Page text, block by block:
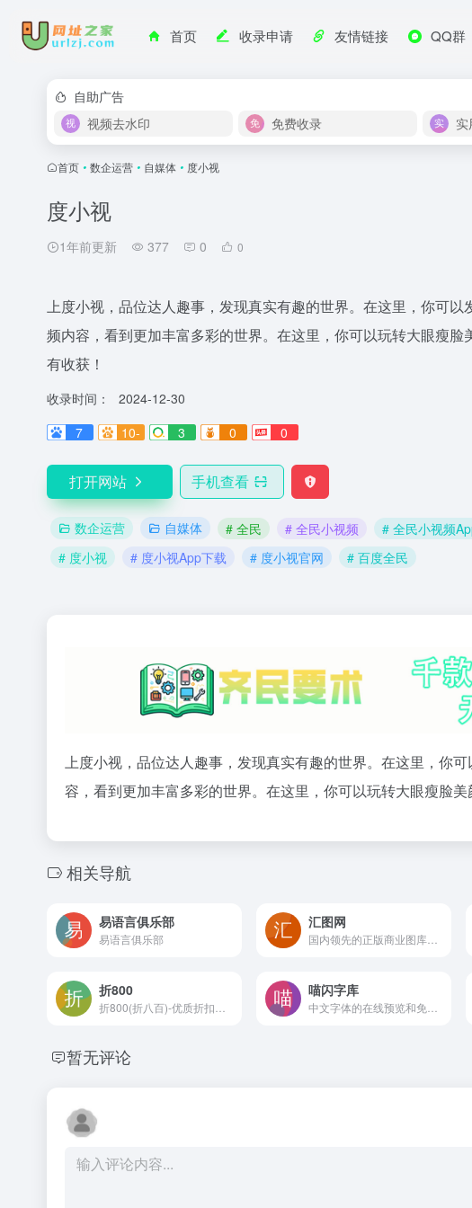
首页 收录申请 友情链接 QQ群
自助广告
视频去水印
免费收录 实
首页 • 数企运营 • 自媒体 • 度小视
度小视
1年前更新 377 0 0
上度小视，品位达人趣事，发现真实有趣的世界。在这里，你可
频内容，看到更加丰富多彩的世界。在这里，你可以玩转大眼瘦
有收获！
收录时间：
2024-12-30
7
10- 3 0 0
打开网站 手机查看
数企运营 自媒体 # 全民 # 全民小视频 # 全民小视频
# 度小视
# 度小视App下载 # 度小视官网 # 百度全民
上度小视，品位达人趣事，发现真实有趣的世界。在这里，你
容，看到更加丰富多彩的世界。在这里，你可以玩转大眼瘦脸
相关导航
易语言俱乐部
易语言俱乐部
汇图网
国内领先的正版商业图库！原创作品交易平台
折800 喵闪字库
暂无评论